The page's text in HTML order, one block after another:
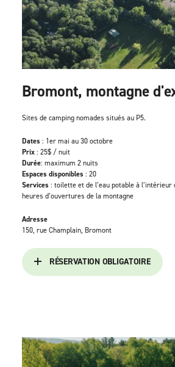
Bromont, montagne
Sites de camping nomades situés au P5.
Dates : 1er mai au 30 octobre
Prix: 25$ / nuit
Durée: maximum 2 nuits
Espaces disponibles : 20
Services : toilette et de l’eau potable à l’intérieur
heures d’ouvertures de la montagne
Adresse
150, rue Champlain, Bromont
RÉSERVATION OBLIGATOIRE